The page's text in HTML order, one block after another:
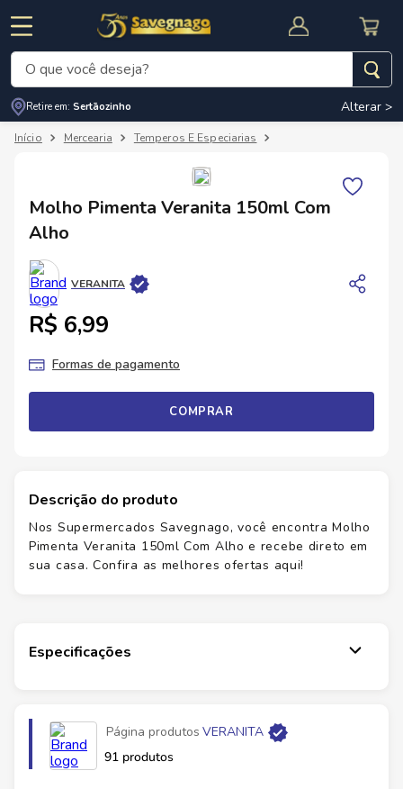
CUPOM DE DESCONTO
O que você deseja?
Retire em: Sertãozinho Alterar >
Mercearia Temperos E Especiarias
Molho Pimenta Veranita 150ml Com
Alho
VERANITA
R$ 6,99
Formas de pagamento
COMPRAR
Descrição do produto
Nos Supermercados Savegnago, você encontra Molho
Pimenta Veranita 150ml Com Alho e recebe direto em
sua casa. Confira as melhores ofertas aqui!
Especificações
Página produtos VERANITA
91 produtos
Termos mais buscados
3º
cerveja
5º arroz